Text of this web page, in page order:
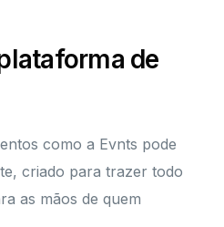
de
como a Evnts pode
criado para trazer todo
as mãos de quem